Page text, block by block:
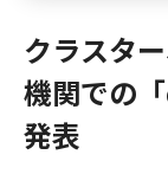
クラスタ
機関での
発表